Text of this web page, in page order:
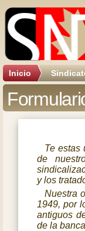
Inicio
Te estas
de
y los
Nuestra
1949, por
antiguos
de la